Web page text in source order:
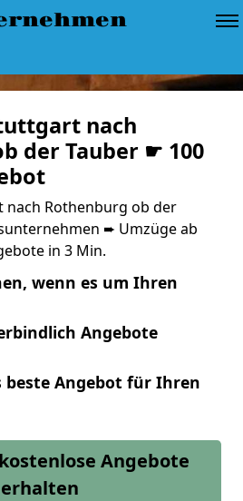
nach
der Tauber ☛ 100
nach Rothenburg ob der
➨ Umzüge ab
in 3 Min.
wenn es um Ihren
Angebote
beste Angebot für Ihren
Angebote
erhalten